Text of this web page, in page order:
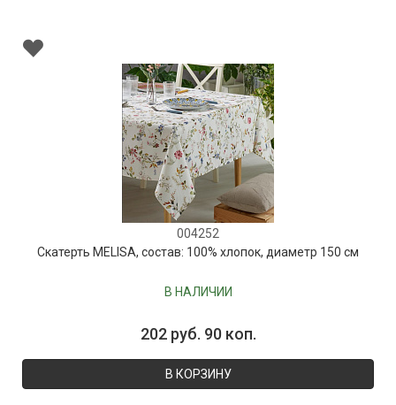
004252
Скатерть MELISA, состав: 100% хлопок, диаметр 150 см
В НАЛИЧИИ
202 руб. 90 коп.
В КОРЗИНУ